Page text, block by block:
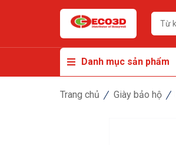
Danh mục sản phẩm
Trang chủ Giày bảo hộ